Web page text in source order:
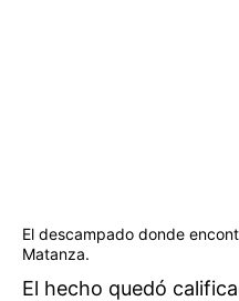
El descampado donde
Matanza.
El hecho quedó